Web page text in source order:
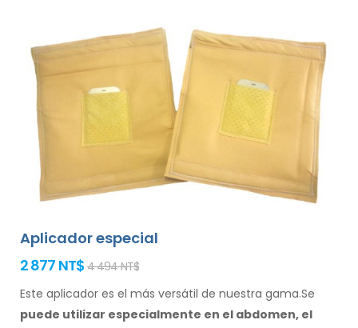
Aplicador especial
2 877 NT$ 4 494 NT$
Este aplicador es el más versátil de nuestra gama.Se
puede utilizar especialmente en el abdomen, el